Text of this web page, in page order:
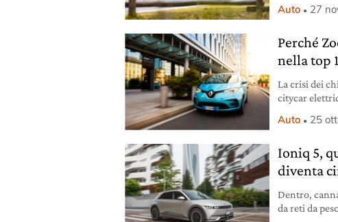
Auto 27
Perché
nella top
La crisi dei
citycar
Auto 25
Ioniq 5,
diventa
Dentro,
da reti da